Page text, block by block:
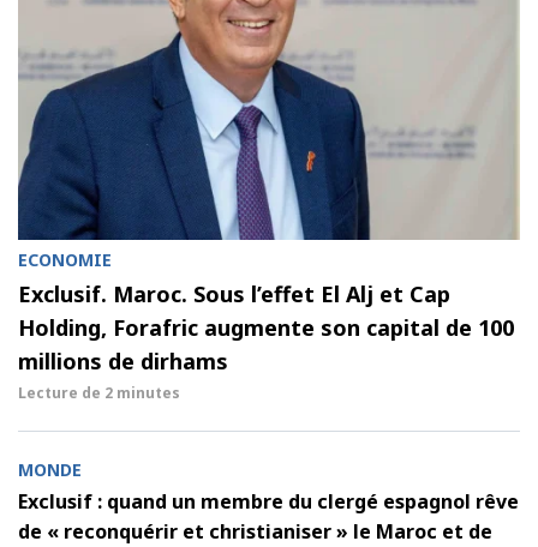
ECONOMIE
Exclusif. Maroc. Sous l’effet El Alj et Cap
Holding, Forafric augmente son capital de 100
millions de dirhams
Lecture de 2 minutes
MONDE
Exclusif : quand un membre du clergé espagnol rêve
de « reconquérir et christianiser » le Maroc et de